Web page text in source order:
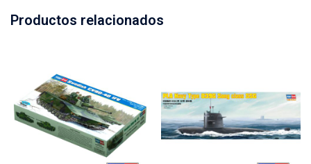
Productos relacionados